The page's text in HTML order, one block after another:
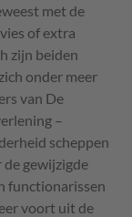
met de
of extra
zijn beiden
onder meer
van De
–
scheppen
de gewijzigde
functionarissen
voort uit de